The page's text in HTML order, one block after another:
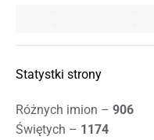
Statystki strony
Różnych imion – 906
Świętych – 1174